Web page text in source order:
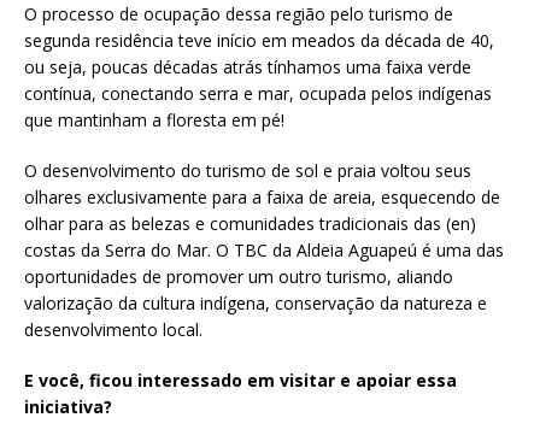
O processo de ocupação dessa região pelo turismo de
segunda residência teve início em meados da década de 40,
ou seja, poucas décadas atrás tínhamos uma faixa verde
contínua, conectando serra e mar, ocupada pelos indígenas
que mantinham a floresta em pé!
O desenvolvimento do turismo de sol e praia voltou seus
olhares exclusivamente para a faixa de areia, esquecendo de
olhar para as belezas e comunidades tradicionais das (en)
costas da Serra do Mar. O TBC da Aldeia Aguapeú é uma das
oportunidades de promover um outro turismo, aliando
valorização da cultura indígena, conservação da natureza e
desenvolvimento local.
E você, ficou interessado em visitar e apoiar essa
iniciativa?